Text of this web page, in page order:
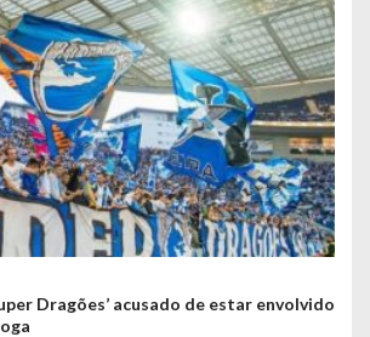
Dragões’ acusado de estar envolvido